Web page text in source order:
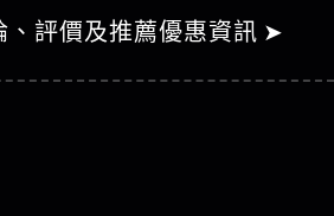
、評價及推薦優惠資訊 ➤